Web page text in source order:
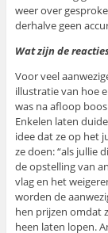
weer over
derhalve geen
Wat zijn de
Voor veel
illustratie van hoe
was na afloop boos
Enkelen laten
idee dat ze op het
ze doen: “als jullie
de opstelling van
vlag en het
worden de
hen prijzen omdat
heen laten lopen.